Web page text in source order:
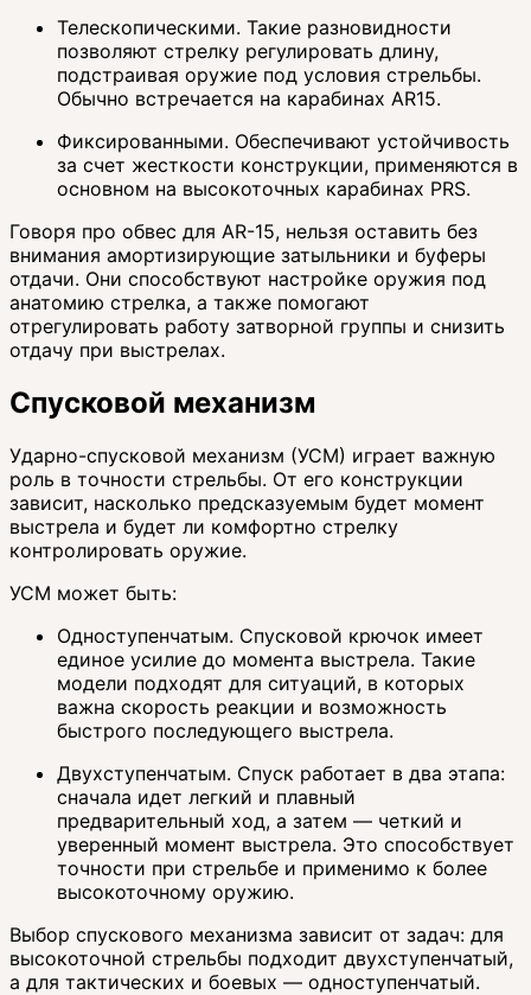
Телескопическими. Такие разновидности
позволяют стрелку регулировать длину,
подстраивая оружие под условия стрельбы.
Обычно встречается на карабинах AR15.
Фиксированными. Обеспечивают устойчивость
за счет жесткости конструкции, применяются в
основном на высокоточных карабинах PRS.
Говоря про обвес для AR-15, нельзя оставить без
внимания амортизирующие затыльники и буферы
отдачи. Они способствуют настройке оружия под
анатомию стрелка, а также помогают
отрегулировать работу затворной группы и снизить
отдачу при выстрелах.
Спусковой механизм
Ударно-спусковой механизм (УСМ) играет важную
роль в точности стрельбы. От его конструкции
зависит, насколько предсказуемым будет момент
выстрела и будет ли комфортно стрелку
контролировать оружие.
УСМ может быть:
Одноступенчатым. Спусковой крючок имеет
единое усилие до момента выстрела. Такие
модели подходят для ситуаций, в которых
важна скорость реакции и возможность
быстрого последующего выстрела.
Двухступенчатым. Спуск работает в два этапа:
сначала идет легкий и плавный
предварительный ход, а затем — четкий и
уверенный момент выстрела. Это способствует
точности при стрельбе и применимо к более
высокоточному оружию.
Выбор спускового механизма зависит от задач: для
высокоточной стрельбы подходит двухступенчатый,
а для тактических и боевых — одноступенчатый.